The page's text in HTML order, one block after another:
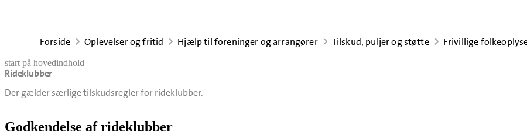
Forside Oplevelser og fritid Hjælp til foreninger og arrangører Tilskud, puljer og støtte Frivillige
start på hovedindhold
Rideklubber
Der gælder særlige tilskudsregler for rideklubber.
senest opdateret 5. august 2026
Godkendelse af rideklubber